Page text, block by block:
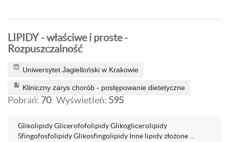
LIPIDY - właściwe i proste -
Rozpuszczalność
Uniwersytet Jagielloński w Krakowie
Kliniczny zarys chorób - postępowanie dietetyczne
Pobrań: 70 Wyświetleń: 595
Glikolipidy Glicerofofolipidy Glikoglicerolipidy
Sfingofosfolipidy Glikosfingolipidy Inne lipidy złożone ...